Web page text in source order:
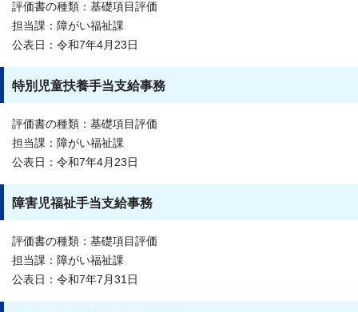
評価書の種類：基礎項目評価
担当課：障がい福祉課
公表日：令和7年4月23日
特別児童扶養手当支給事務
評価書の種類：基礎項目評価
担当課：障がい福祉課
公表日：令和7年4月23日
障害児福祉手当支給事務
評価書の種類：基礎項目評価
担当課：障がい福祉課
公表日：令和7年7月31日